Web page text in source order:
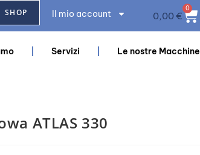
SHOP Il mio account 0,00€
0
Servizi Le nostre Macchine
ATLAS 330